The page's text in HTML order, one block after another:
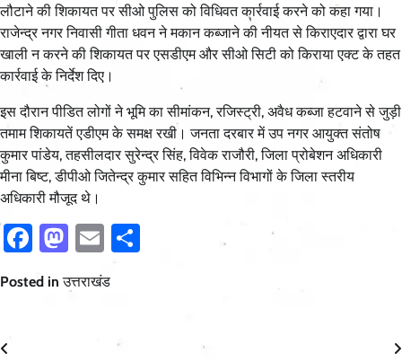
लौटाने की शिकायत पर सीओ पुलिस को विधिवत कार्रवाई करने को कहा गया।
राजेन्द्र नगर निवासी गीता धवन ने मकान कब्जाने की नीयत से किराएदार द्वारा घर
खाली न करने की शिकायत पर एसडीएम और सीओ सिटी को किराया एक्ट के तहत
कार्रवाई के निर्देश दिए।
इस दौरान पीडित लोगों ने भूमि का सीमांकन, रजिस्ट्री, अवैध कब्जा हटवाने से जुड़ी
तमाम शिकायतें एडीएम के समक्ष रखी। जनता दरबार में उप नगर आयुक्त संतोष
कुमार पांडेय, तहसीलदार सुरेन्द्र सिंह, विवेक राजौरी, जिला प्रोबेशन अधिकारी
मीना बिष्ट, डीपीओ जितेन्द्र कुमार सहित विभिन्न विभागों के जिला स्तरीय
अधिकारी मौजूद थे।
Facebook
Mastodon
Email
Posted inउत्तराखंड
Post